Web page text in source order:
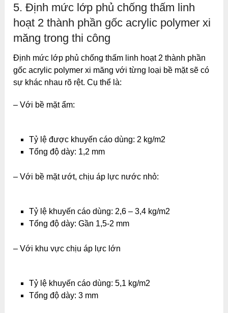
5. Định mức lớp phủ chống thấm linh
hoạt 2 thành phần gốc acrylic polymer xi
măng trong thi công
Định mức lớp phủ chống thấm linh hoạt 2 thành phần
gốc acrylic polymer xi măng với từng loại bề mặt sẽ có
sự khác nhau rõ rệt. Cụ thể là:
– Với bề mặt ẩm:
Tỷ lệ được khuyến cáo dùng: 2 kg/m2
Tổng độ dày: 1,2 mm
– Với bề mặt ướt, chịu áp lực nước nhỏ:
Tỷ lệ khuyến cáo dùng: 2,6 – 3,4 kg/m2
Tổng độ dày: Gần 1,5-2 mm
– Với khu vực chịu áp lực lớn
Tỷ lệ khuyến cáo dùng: 5,1 kg/m2
Tổng độ dày: 3 mm